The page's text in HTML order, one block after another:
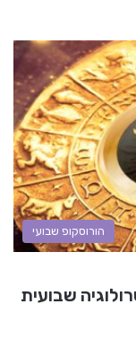
הורוסקופ שבועי
שבועית